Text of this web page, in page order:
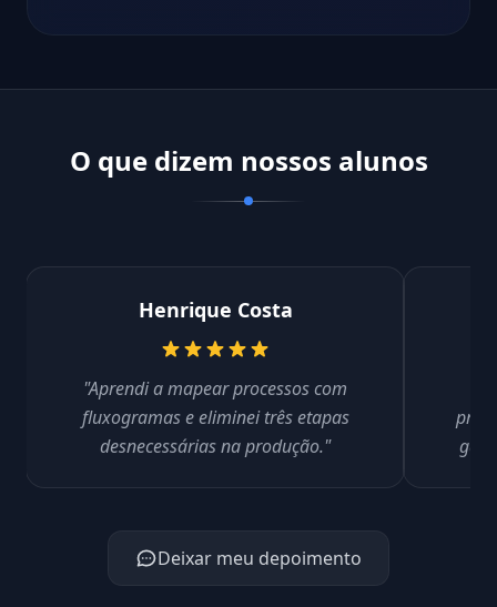
O que dizem nossos alunos
Henrique Costa
"Aprendi a mapear processos com
fluxogramas e eliminei três etapas
desnecessárias na produção."
Deixar meu depoimento